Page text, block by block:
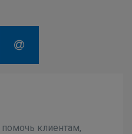
клиентам,